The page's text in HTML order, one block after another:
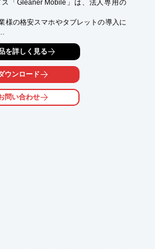
「Gleaner Mobile」は、法人専用の
様の格安スマホやタブレットの導入に
スで実現するトータルサポートサービ
Mobileが実現したこと”をはじ
Mobileの特長”“料金について”などを掲
を詳しく見る
ウンロード
問い合わせ